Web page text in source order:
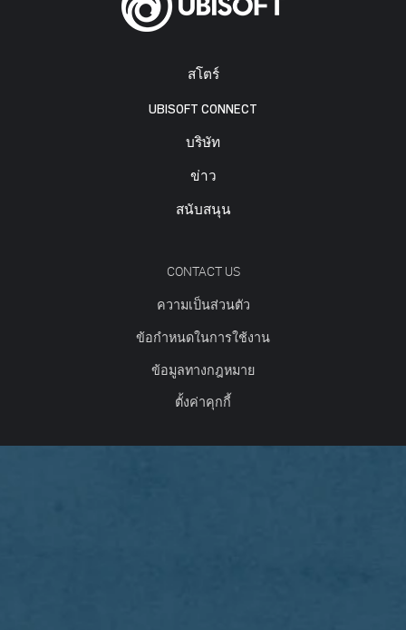
สโตร์
UBISOFT CONNECT
บริษัท
ข่าว
สนับสนุน
CONTACT US
ความเป็นส่วนตัว
ข้อกำหนดในการใช้งาน
ข้อมูลทางกฎหมาย
ตั้งค่าคุกกี้